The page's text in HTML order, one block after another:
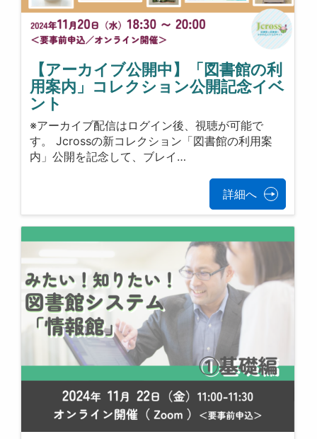
【アーカイブ公開中】「図書館の利
用案内」コレクション公開記念イベ
ント
※アーカイブ配信はログイン後、視聴が可能で
す。 Jcrossの新コレクション「図書館の利用案
内」公開を記念して、ブレイ…
詳細へ